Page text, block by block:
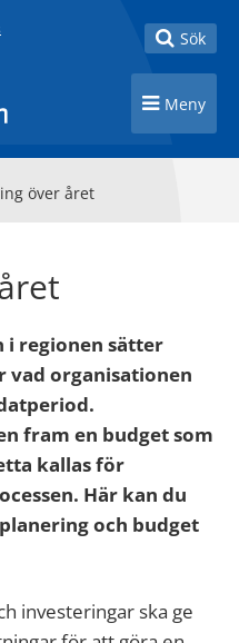
Toggle
Sök
Toggle
Meny
över året
i regionen sätter
organisationen
fram en budget som
kallas för
Här kan du
och budget
investeringar ska ge